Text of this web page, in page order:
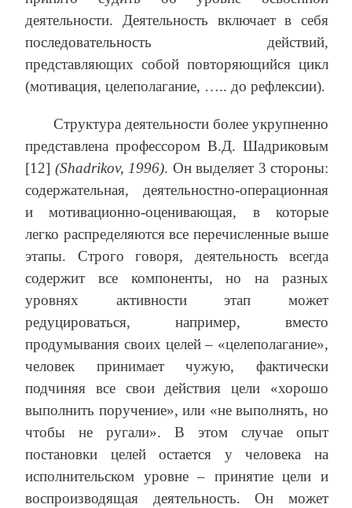
деятельности. Деятельность включает в себя
последовательность действий,
представляющих собой повторяющийся цикл
(мотивация, целеполагание, ….. до рефлексии).
Структура деятельности более укрупненно
представлена профессором В.Д. Шадриковым
[12] (Shadrikov, 1996). Он выделяет 3 стороны:
содержательная, деятельностно-операционная
и мотивационно-оценивающая, в которые
легко распределяются все перечисленные выше
этапы. Строго говоря, деятельность всегда
содержит все компоненты, но на разных
уровнях активности этап может
редуцироваться, например, вместо
продумывания своих целей – «целеполагание»,
человек принимает чужую, фактически
подчиняя все свои действия цели «хорошо
выполнить поручение», или «не выполнять, но
чтобы не ругали». В этом случае опыт
постановки целей остается у человека на
исполнительском уровне – принятие цели и
воспроизводящая деятельность. Он может